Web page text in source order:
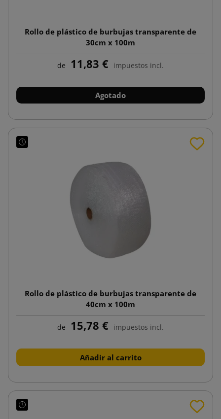
Rollo de plástico de burbujas transparente de
30cm x 100m
de 11,83 € impuestos incl.
Agotado
Rollo de plástico de burbujas transparente de
40cm x 100m
de 15,78 € impuestos incl.
Añadir al carrito